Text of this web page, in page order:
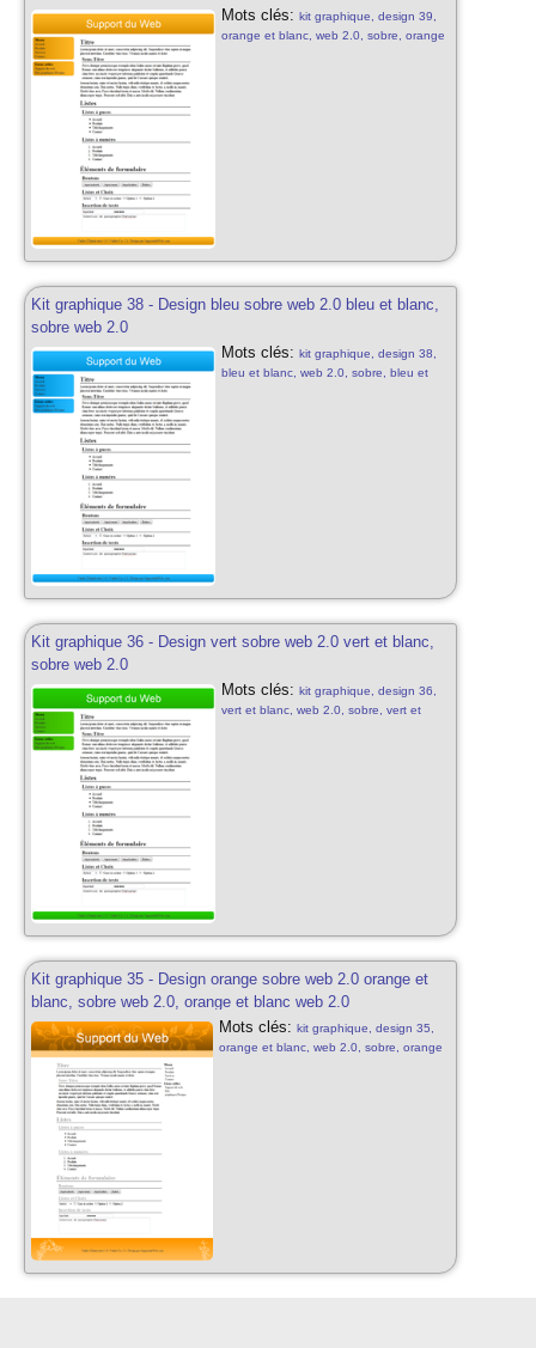
Mots clés:kit graphique, design 39,
orange et blanc, web 2.0, sobre, orange
Kit graphique 38 - Design bleu sobre web 2.0 bleu et blanc,
sobre web 2.0
Mots clés:kit graphique, design 38,
bleu et blanc, web 2.0, sobre, bleu et
Kit graphique 36 - Design vert sobre web 2.0 vert et blanc,
sobre web 2.0
Mots clés:kit graphique, design 36,
vert et blanc, web 2.0, sobre, vert et
Kit graphique 35 - Design orange sobre web 2.0 orange et
blanc, sobre web 2.0, orange et blanc web 2.0
Mots clés:kit graphique, design 35,
orange et blanc, web 2.0, sobre, orange